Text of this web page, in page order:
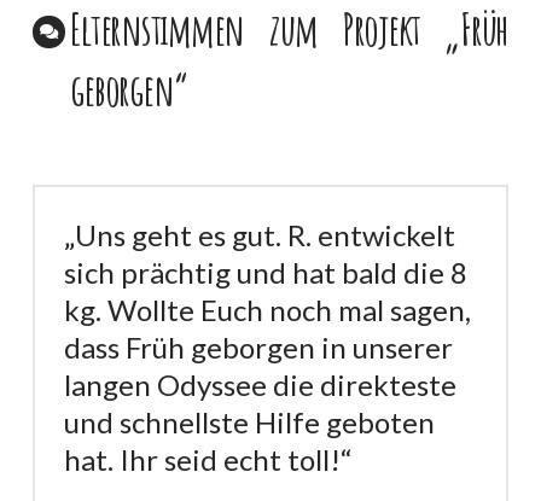
Elternstimmen zum Projekt „Früh
geborgen“
„Uns geht es gut. R. entwickelt
sich prächtig und hat bald die 8
kg. Wollte Euch noch mal sagen,
dass Früh geborgen in unserer
langen Odyssee die direkteste
und schnellste Hilfe geboten
hat. Ihr seid echt toll!“